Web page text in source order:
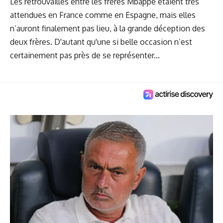
attendues en France comme en Espagne, mais elles
n’auront finalement pas lieu, à la grande déception des
deux frères. D'autant qu'une si belle occasion n’est
certainement pas près de se représenter...